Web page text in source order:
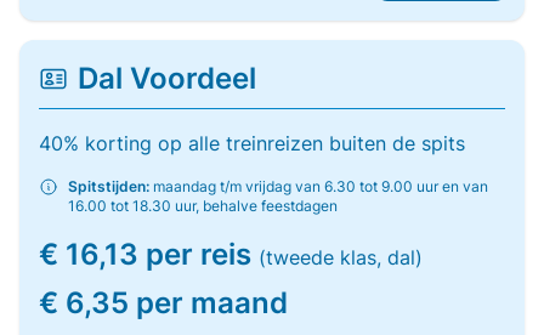
Dal Voordeel
40% korting op alle treinreizen buiten de spits
Spitstijden: maandag t/m vrijdag van 6.30 tot 9.00 uur en van
16.00 tot 18.30 uur, behalve feestdagen
€ 16,13 per reis (tweede klas, dal)
€ 6,35 per maand